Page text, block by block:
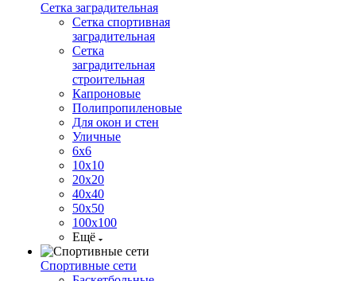
Сетка заградительная
Сетка спортивная
заградительная
Сетка
заградительная
строительная
Капроновые
Полипропиленовые
Для окон и стен
Уличные
6х6
10х10
20х20
40х40
50х50
100х100
Ещё
Спортивные сети